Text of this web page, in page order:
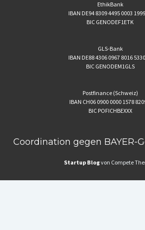
EthikBank
IBAN DE94 8309 4495 0003
BIC GENODEF1ETK
GLS-Bank
IBAN DE88 4306 0967 8016
BIC GENODEM1GLS
Postfinance (Schweiz)
IBAN CH06 0900 0000 1578
BIC POFICHBEXXX
Coordination gegen BAYER-
Startup Blogvon Compete